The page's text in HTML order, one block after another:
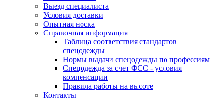
Выезд специалиста
Условия доставки
Опытная носка
Справочная информация
Таблица соответствия стандартов
спецодежды
Нормы выдачи спецодежды по профессиям
Спецодежда за счет ФСС - условия
компенсации
Правила работы на высоте
Контакты